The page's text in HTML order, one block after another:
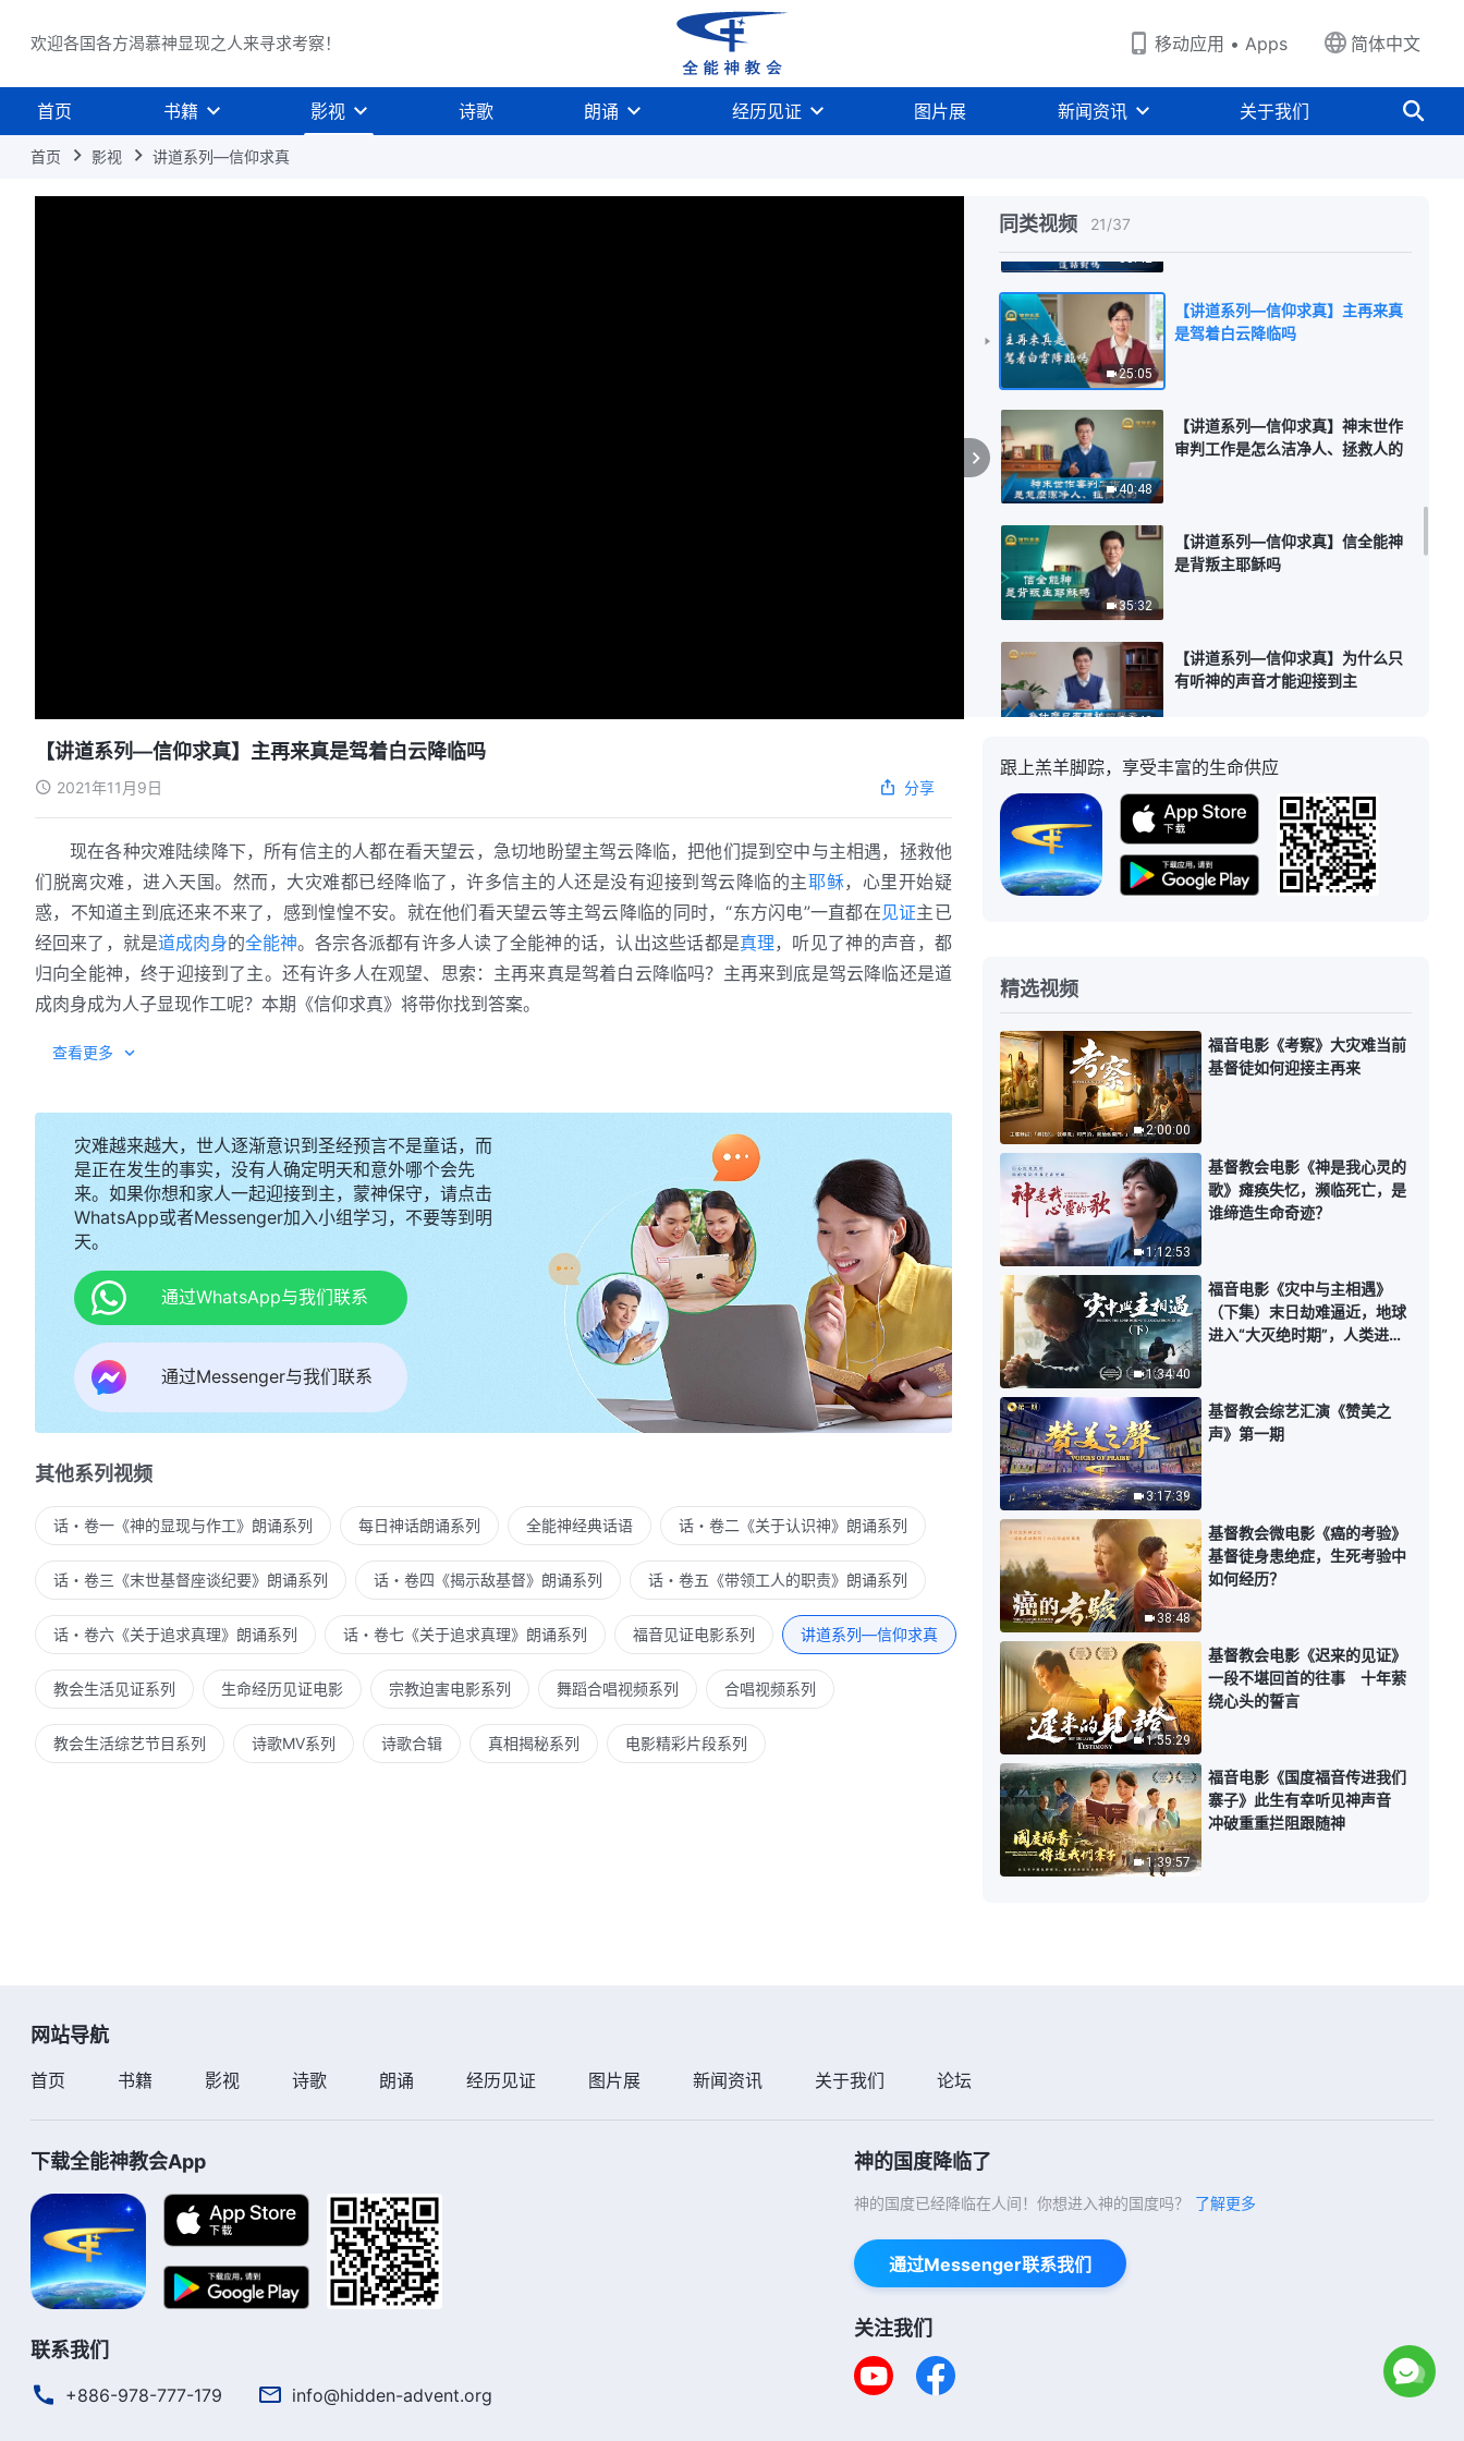
欢迎各国各方渴慕神显现之人来寻求考察！ 移动应用 • Apps 简体中文
首页 书籍 影视 诗歌 朗诵 经历见证 图片展 新闻资讯 关于我们
首页 影视 讲道系列—信仰求真
同类视频 21/37
首领是不是跟随神
35:42
25:05
【讲道系列—信仰求真】主再来真
是驾着白云降临吗
40:48
【讲道系列—信仰求真】神末世作
审判工作是怎么洁净人、拯救人的
35:32
【讲道系列—信仰求真】信全能神
是背叛主耶稣吗
34:42
【讲道系列—信仰求真】为什么只
有听神的声音才能迎接到主
33:19
【讲道系列—信仰求真】救世主降
临还能叫“耶稣”这名吗
【讲道系列—信仰求真】因信得救
37:00
要在末世作审判工作
33:51
【讲道系列—信仰求真】神末世显
现作工为什么不是灵体，而是道成
33:22
【讲道系列—信仰求真】什么是道
成肉身
20:21
【讲道系列—信仰求真】到底谁是
独一真神
32:02
【讲道系列—信仰求真】神末世道
成肉身为什么是女性
26:31
【讲道系列—信仰求真】主耶稣救
赎了人类，为什么末世再来还要作
审判工作
37:44
【讲道系列—信仰求真】谁能拯救
人类，彻底改变人的命运
26:41
【讲道系列—信仰求真】“三位一体
的神”这个说法成立吗
【讲道系列—信仰求真】主再来真是驾着白云降临吗
2021年11月9日 分享
现在各种灾难陆续降下，所有信主的人都在看天望云，急切地盼望主驾云降临，把他们提到空中与主相遇，拯救他
们脱离灾难，进入天国。然而，大灾难都已经降临了，许多信主的人还是没有迎接到驾云降临的主耶稣，心里开始疑
惑，不知道主到底还来不来了，感到惶惶不安。就在他们看天望云等主驾云降临的同时，“东方闪电”一直都在见证主已
经回来了，就是道成肉身的全能神。各宗各派都有许多人读了全能神的话，认出这些话都是真理，听见了神的声音，都
归向全能神，终于迎接到了主。还有许多人在观望、思索：主再来真是驾着白云降临吗？主再来到底是驾云降临还是道
成肉身成为人子显现作工呢？本期《信仰求真》将带你找到答案。
查看更多
灾难越来越大，世人逐渐意识到圣经预言不是童话，而
是正在发生的事实，没有人确定明天和意外哪个会先
来。如果你想和家人一起迎接到主，蒙神保守，请点击
WhatsApp或者Messenger加入小组学习，不要等到明
天。
通过WhatsApp与我们联系
通过Messenger与我们联系
其他系列视频
话・卷一《神的显现与作工》朗诵系列 每日神话朗诵系列 全能神经典话语 话・卷二《关于认识神》朗诵系列
话・卷三《末世基督座谈纪要》朗诵系列 话・卷四《揭示敌基督》朗诵系列 话・卷五《带领工人的职责》朗诵系列
话・卷六《关于追求真理》朗诵系列 话・卷七《关于追求真理》朗诵系列 福音见证电影系列 讲道系列—信仰求真
教会生活见证系列 生命经历见证电影 宗教迫害电影系列 舞蹈合唱视频系列 合唱视频系列
教会生活综艺节目系列 诗歌MV系列 诗歌合辑 真相揭秘系列 电影精彩片段系列
跟上羔羊脚踪，享受丰富的生命供应
精选视频
2:00:00
福音电影《考察》大灾难当前
基督徒如何迎接主再来
1:12:53
基督教会电影《神是我心灵的
歌》瘫痪失忆，濒临死亡，是
谁缔造生命奇迹？
1:34:40
福音电影《灾中与主相遇》
（下集）末日劫难逼近，地球
进入“大灭绝时期”，人类进入
3:17:39
基督教会综艺汇演《赞美之
声》第一期
38:48
基督教会微电影《癌的考验》
基督徒身患绝症，生死考验中
如何经历？
1:55:29
基督教会电影《迟来的见证》
一段不堪回首的往事 十年萦
绕心头的誓言
1:39:57
福音电影《国度福音传进我们
寨子》此生有幸听见神声音
冲破重重拦阻跟随神
网站导航
首页 书籍 影视 诗歌 朗诵 经历见证 图片展 新闻资讯 关于我们 论坛
下载全能神教会App
联系我们
+886-978-777-179 info@hidden-advent.org
神的国度降临了
神的国度已经降临在人间！你想进入神的国度吗？ 了解更多
通过Messenger联系我们
关注我们